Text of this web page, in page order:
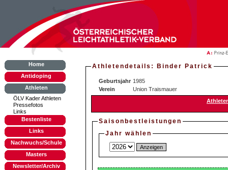
Home
Antidoping
Athleten
ÖLV Kader Athleten
Pressefotos
Links
Bestenliste
Links
Nachwuchs/Schule
Masters
Newsletter/Archiv
Athletendetails: Binder Patrick
Geburtsjahr 1985
Verein
Union Traismauer
Saisonbestleistungen
Jahr wählen